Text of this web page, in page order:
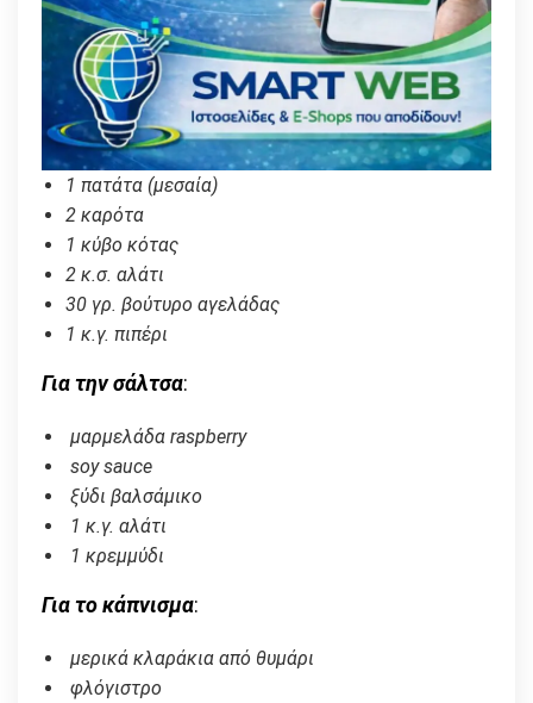
1 πατάτα (μεσαία)
2 καρότα
1 κύβο κότας
2 κ.σ. αλάτι
30 γρ. βούτυρο αγελάδας
1 κ.γ. πιπέρι
Για την σάλτσα:
μαρμελάδα raspberry
soy sauce
ξύδι βαλσάμικο
1 κ.γ. αλάτι
1 κρεμμύδι
Για το κάπνισμα:
μερικά κλαράκια από θυμάρι
φλόγιστρο